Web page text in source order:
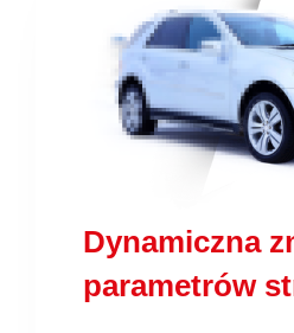
Dynamiczna
parametrów